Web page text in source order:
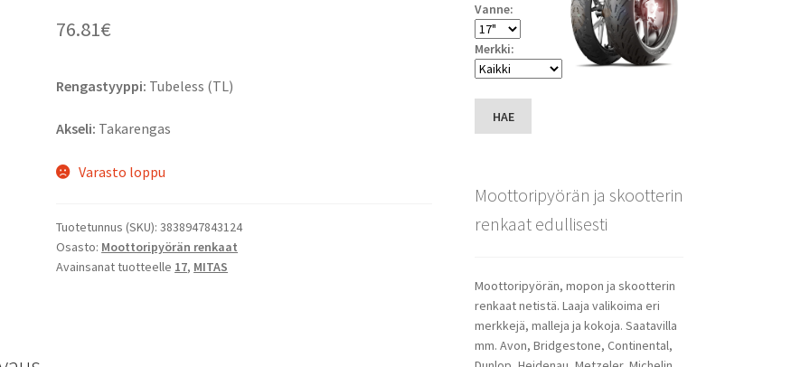
76.81€
Rengastyyppi: Tubeless (TL)
Akseli: Takarengas
Varasto loppu
Tuotetunnus (SKU):3838947843124
Osasto: Moottoripyörän renkaat
Avainsanat tuotteelle 17, MITAS
Vanne:
Merkki:
HAE
Moottoripyörän ja skootterin
renkaat edullisesti
Moottoripyörän, mopon ja skootterin
renkaat netistä. Laaja valikoima eri
merkkejä, malleja ja kokoja. Saatavilla
mm. Avon, Bridgestone, Continental,